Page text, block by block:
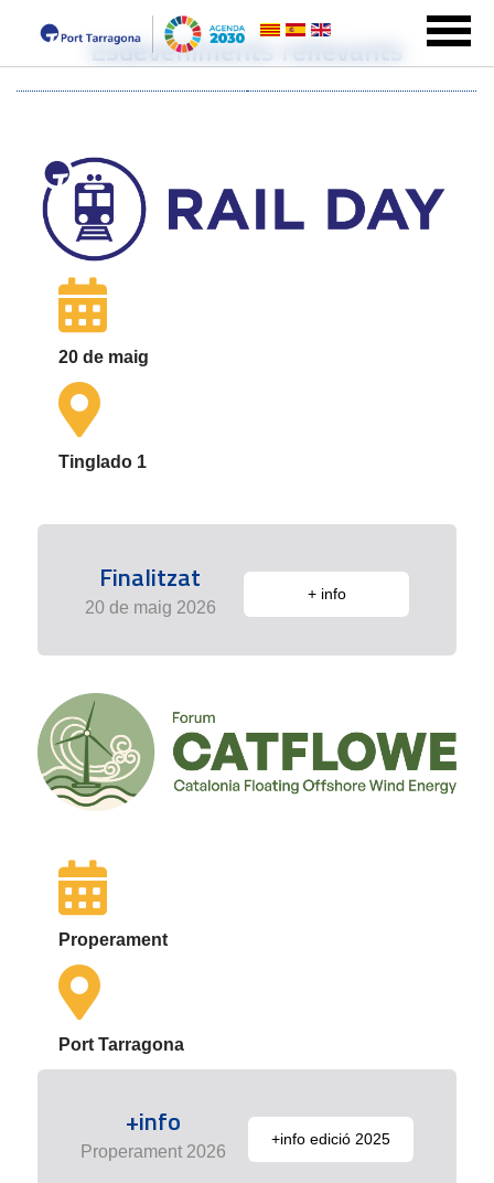
Esdeveniments rellevants
20 de maig
Tinglado 1
Finalitzat
20 de maig 2026
+ info
Properament
Port Tarragona
+info
Properament 2026
+info edició 2025